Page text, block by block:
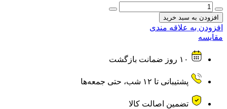
ماوس
بی
سیم
XP-
Product
ایکس
پی
پروداکت
مدل
W140
افزودن به سبد خرید
افزودن به علاقه مندی
مقایسه
۱۰ روز ضمانت بازگشت
پشتیبانی تا ۱۲ شب، حتی جمعه‌ها
تضمین اصالت کالا